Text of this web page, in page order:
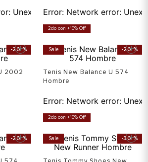
Unexpected token T in JSON at
Error: Network error:
2do con +10% Off
-20 %
2002
Sale -20 %
Tenis New Balance U 574
Hombre
Error: Network error:
2do con +10% Off
-20 % Sale -30 %